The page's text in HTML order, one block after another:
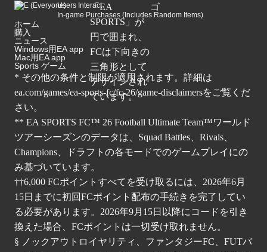
Users Interact
In-game Purchases (Includes Random Items)
ホーム
購入
ニュース
Windows用EA app
Mac用EA app
Sports ゲーム
* その他の条件と制限が適用されます。詳細は
ea.com/games/ea-sports-fc/fc-26/game-disclaimersをご覧くだ
さい。
** EA SPORTS FC™ 26 Football Ultimate Team™ワールド
ツアーシーズンのデータは、Squad Battles、Rivals、
Champions、ドラフトの各モードでのゲームプレイにの
み基づいています。
††6,000 FCポイントすべてを受け取るには、2026年6月
15日までに初回FCポイント配布の手続きを完了してい
る必要があります。2026年9月15日以降にコードを引き
換えた場合、FCポイントは一切受け取れません。
§ ノックアウトロイヤリティ、ファンタジーFC、FUTバ